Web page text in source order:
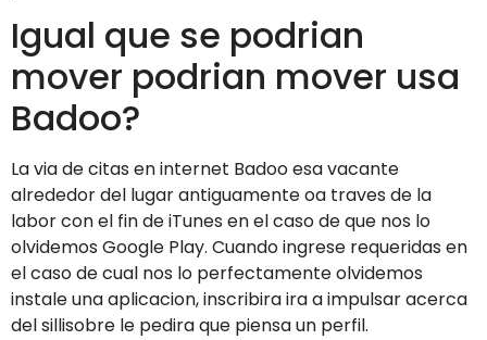
Igual que se podri­an
mover podri­an mover usa
Badoo?
La vi­a de citas en internet Badoo esa vacante
alrededor del lugar antiguamente oa traves de la
labor con el fin de iTunes en el caso de que nos lo
olvidemos Google Play. Cuando ingrese requeridas en
el caso de cual nos lo perfectamente olvidemos
instale una aplicacion, inscribira ira a impulsar acerca
del silli­sobre le pedira que piensa un perfil.